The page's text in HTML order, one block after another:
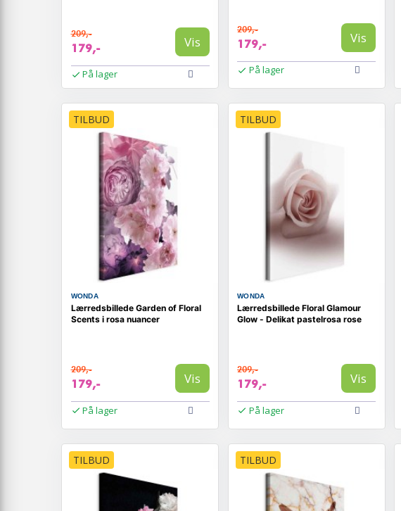
209,-
179,- Vis
På lager
209,-
179,- Vis
På lager
TILBUD
WONDA
Lærredsbillede Garden of Floral
Scents i rosa nuancer
209,-
179,- Vis
På lager
TILBUD
WONDA
Lærredsbillede Floral Glamour
Glow - Delikat pastelrosa rose
209,-
179,- Vis
På lager
TILBUD TILBUD